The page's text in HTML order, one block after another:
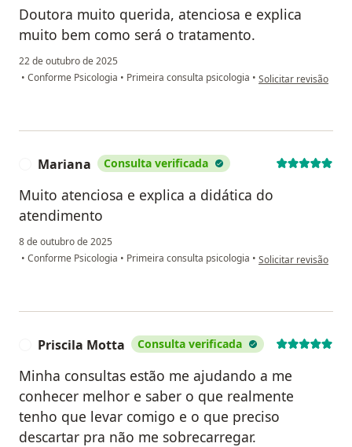
Doutora muito querida, atenciosa e explica
muito bem como será o tratamento.
22 de outubro de 2025
• Conforme Psicologia • Primeira consulta psicologia • na opinião do
Solicitar revisão
Mariana Consulta verificada
Muito atenciosa e explica a didática do
atendimento
8 de outubro de 2025
• Conforme Psicologia • Primeira consulta psicologia • na opinião do
Solicitar revisão
Priscila Motta Consulta verificada
Minha consultas estão me ajudando a me
conhecer melhor e saber o que realmente
tenho que levar comigo e o que preciso
descartar pra não me sobrecarregar.